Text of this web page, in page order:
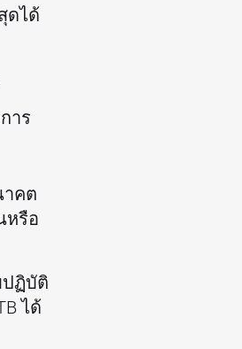
ดได้
าร
าคต
หรือ
ปฏิบัติ
ได้